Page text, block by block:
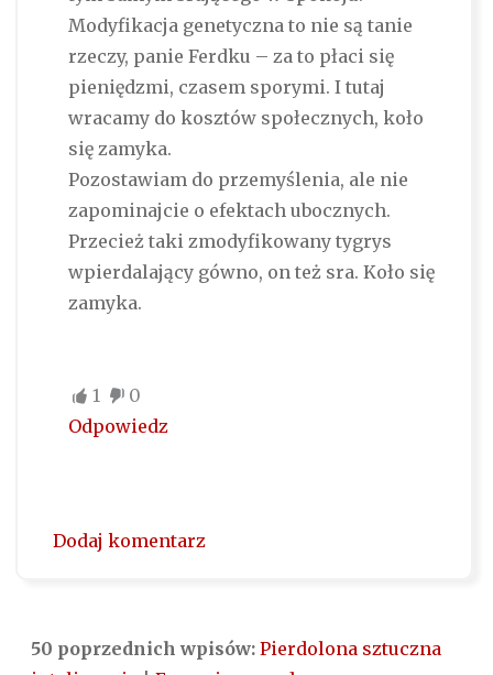
Modyfikacja genetyczna to nie są tanie
rzeczy, panie Ferdku – za to płaci się
pieniędzmi, czasem sporymi. I tutaj
wracamy do kosztów społecznych, koło
się zamyka.
Pozostawiam do przemyślenia, ale nie
zapominajcie o efektach ubocznych.
Przecież taki zmodyfikowany tygrys
wpierdalający gówno, on też sra. Koło się
zamyka.
1
0
Odpowiedz
Dodaj komentarz
50 poprzednich wpisów: Pierdolona sztuczna